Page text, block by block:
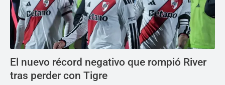
El nuevo récord negativo que rompió River
tras perder con Tigre